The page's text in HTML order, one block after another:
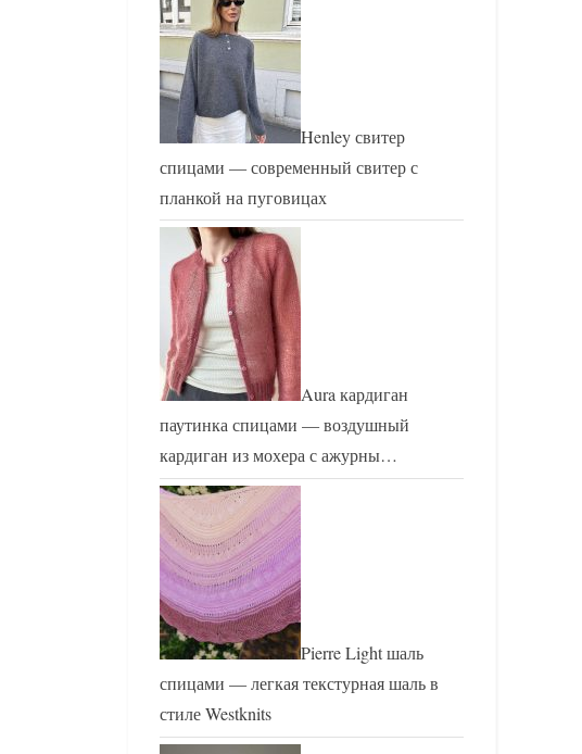
Henley свитер
спицами — современный свитер с
планкой на пуговицах
Aura кардиган
паутинка спицами — воздушный
кардиган из мохера с ажурны…
Pierre Light шаль
спицами — легкая текстурная шаль в
стиле Westknits